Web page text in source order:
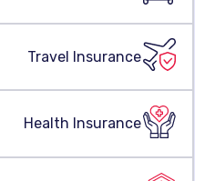
Travel Insurance
Health Insurance